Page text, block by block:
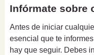
Infórmate sobre
Antes de iniciar
esencial que te
hay que seguir. Debes